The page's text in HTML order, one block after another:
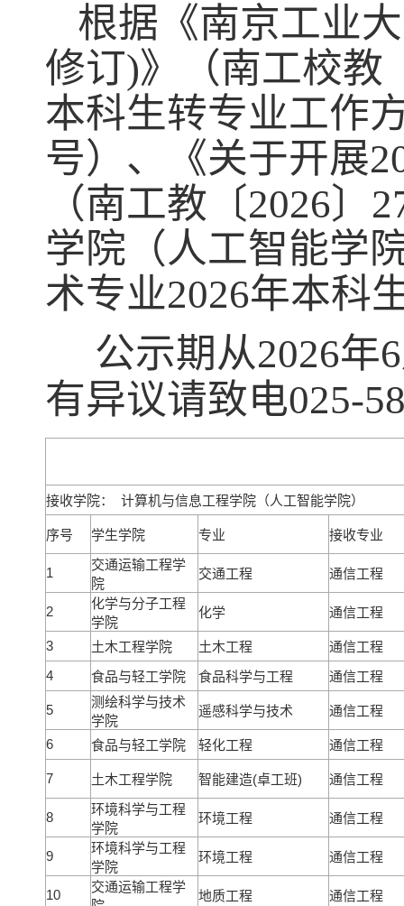
根据《南京工业
修订)》（南工校教
本科生转专业工作
号）、《关于开展
（南工教〔2026
学院（人工智能学
术专业2026年本科
公示期从2026年6
有异议请致电025-
接收学院： 计算机与信息工程学院（人工智能学院）
序号 学生学院 专业 接收专业
1
交通运输工程学
院
交通工程 通信工程
2
化学与分子工程
学院
化学 通信工程
3 土木工程学院 土木工程
通信工程
4
食品与轻工学院 食品科学与工程 通信工程
5
测绘科学与技术
学院
遥感科学与技术 通信工程
6 食品与轻工学院 轻化工程 通信工程
7 土木工程学院 智能建造(卓工班) 通信工程
8
环境科学与工程
学院
环境工程 通信工程
9
环境科学与工程
学院
环境工程 通信工程
10
交通运输工程学
地质工程 通信工程